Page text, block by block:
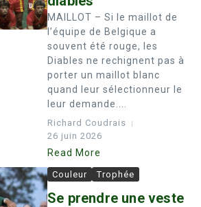
MAILLOT – Si le maillot de
l’équipe de Belgique a
souvent été rouge, les
Diables ne rechignent pas à
porter un maillot blanc
quand leur sélectionneur le
leur demande....
Richard Coudrais
26 juin 2026
Read More
Couleur Trophée
Se prendre une veste